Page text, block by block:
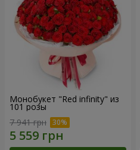
Монобукет "Red infinity" из
101 розы
7 941 грн